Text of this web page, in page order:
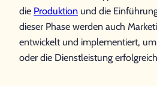
die Produktion und die
dieser Phase werden auch
entwickelt und implementiert,
oder die Dienstleistung